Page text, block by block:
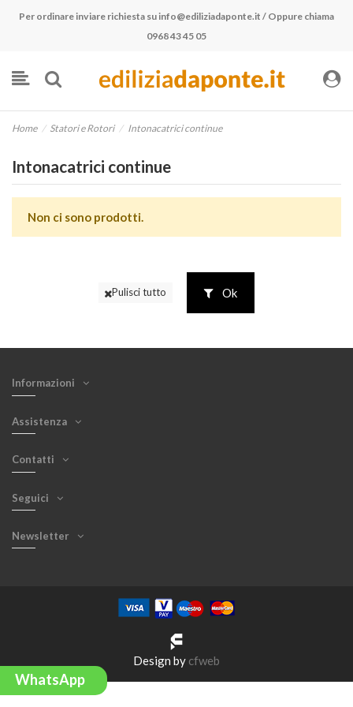
WhatsApp
Per ordinare inviare richiesta su info@ediliziadaponte.it / Oppure chiama
0968 43 45 05
Home Statori e Rotori Intonacatrici continue
Intonacatrici continue
Non ci sono prodotti.
Pulisci tutto Ok
Informazioni
Assistenza
Contatti
Seguici
Newsletter
Design by cfweb